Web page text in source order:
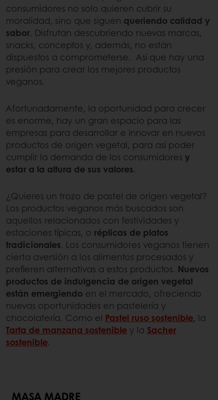
consumidores no solo quieren cubrir su
moralidad, sino que siguen queriendo calidad y
sabor. Disfrutan descubriendo nuevas marcas,
snacks, conceptos y, además, no están
dispuestos a comprometerse. Así que hay una
presión para crear los mejores productos
veganos.
Afortunadamente, la oportunidad para crecer
es enorme, hay un gran espacio para las
empresas para desarrollar e innovar en nuevos
productos de origen vegetal, para así poder
cumplir la demanda de los consumidores y
estar a la altura de sus valores.
¿Quieres un trozo de pastel de origen vegetal?
Los productos veganos más buscados son
aquellos relacionados con festividades y
estaciones típicas, o réplicas de platos
tradicionales. Los consumidores veganos tienen
cierta aversión a los alimentos procesados y
prefieren alternativas a estos productos. Nuevos
productos de indulgencia de origen vegetal
están emergiendo en el mercado, ofreciendo
nuevas oportunidades en pastelería y
chocolatería. Como el Pastel ruso sostenible, la
Tarta de manzana sostenible y la Sacher
sostenible.
MASA MADRE